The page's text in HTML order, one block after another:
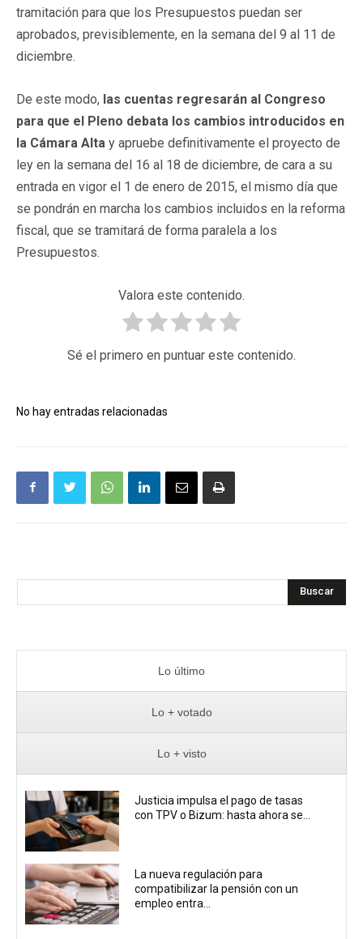
tramitación para que los Presupuestos puedan ser
aprobados, previsiblemente, en la semana del 9 al 11 de
diciembre.
De este modo, las cuentas regresarán al Congreso
para que el Pleno debata los cambios introducidos en
la Cámara Alta y apruebe definitivamente el proyecto de
ley en la semana del 16 al 18 de diciembre, de cara a su
entrada en vigor el 1 de enero de 2015, el mismo día que
se pondrán en marcha los cambios incluidos en la reforma
fiscal, que se tramitará de forma paralela a los
Presupuestos.
Valora este contenido.
Sé el primero en puntuar este contenido.
No hay entradas relacionadas
Buscar
Lo último
Lo + votado
Lo + visto
Justicia impulsa el pago de tasas
con TPV o Bizum: hasta ahora se...
La nueva regulación para
compatibilizar la pensión con un
empleo entra...